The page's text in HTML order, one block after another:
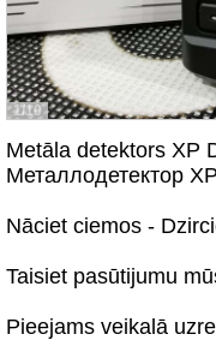
1/10
Metāla detektors XP
Металлодетектор
Nāciet ciemos -
Taisiet pasūtijumu
Pieejams veikalā